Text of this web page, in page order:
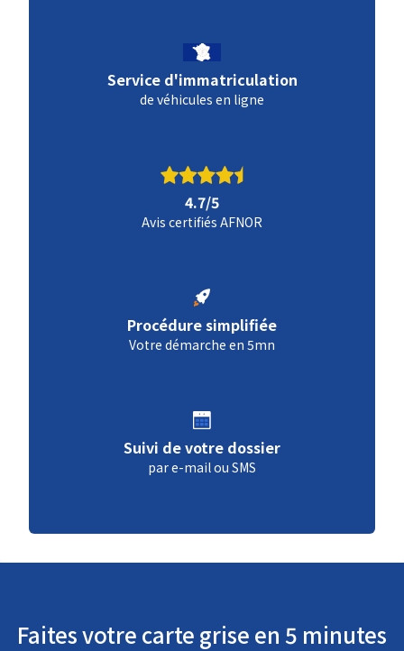
Service d'immatriculation
de véhicules en ligne
4.7/5
Avis certifiés AFNOR
Procédure simplifiée
Votre démarche en 5mn
Suivi de votre dossier
par e-mail ou SMS
Faites votre carte grise en 5 minutes